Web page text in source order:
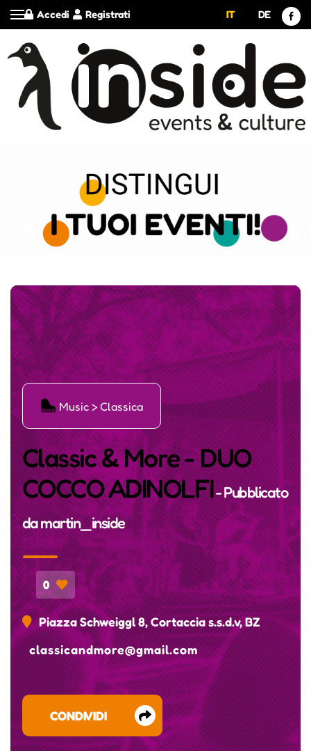
Registrati
Accedi IT DE
Ģ Music > Classica
Classic & More - DUO
COCCO ADINOLFI- Pubblicato
damartin_inside
0
Piazza Schweiggl 8, Cortaccia s.s.d.v, BZ
classicandmore@gmail.com
CONDIVIDI